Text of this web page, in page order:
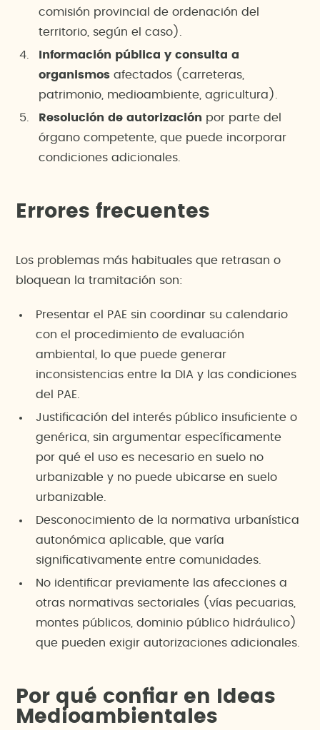
comisión provincial de ordenación del
territorio, según el caso).
Información pública y consulta a
organismos afectados (carreteras,
patrimonio, medioambiente, agricultura).
Resolución de autorización por parte del
órgano competente, que puede incorporar
condiciones adicionales.
Errores frecuentes
Los problemas más habituales que retrasan o
bloquean la tramitación son:
Presentar el PAE sin coordinar su calendario
con el procedimiento de evaluación
ambiental, lo que puede generar
inconsistencias entre la DIA y las condiciones
del PAE.
Justificación del interés público insuficiente o
genérica, sin argumentar específicamente
por qué el uso es necesario en suelo no
urbanizable y no puede ubicarse en suelo
urbanizable.
Desconocimiento de la normativa urbanística
autonómica aplicable, que varía
significativamente entre comunidades.
No identificar previamente las afecciones a
otras normativas sectoriales (vías pecuarias,
montes públicos, dominio público hidráulico)
que pueden exigir autorizaciones adicionales.
Por qué confiar en Ideas
Medioambientales